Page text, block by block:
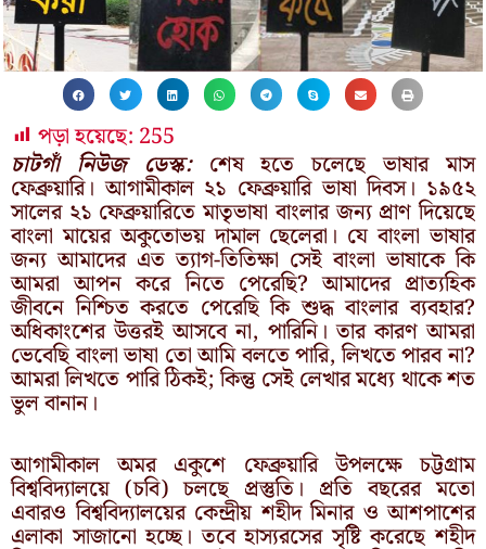
পড়া হয়েছে: 255
চাটগাঁ নিউজ ডেস্ক: শেষ হতে চলেছে ভাষার মাস
ফেব্রুয়ারি। আগামীকাল ২১ ফেব্রুয়ারি ভাষা দিবস। ১৯৫২
সালের ২১ ফেব্রুয়ারিতে মাতৃভাষা বাংলার জন্য প্রাণ দিয়েছে
বাংলা মায়ের অকুতোভয় দামাল ছেলেরা। যে বাংলা ভাষার
জন্য আমাদের এত ত্যাগ-তিতিক্ষা সেই বাংলা ভাষাকে কি
আমরা আপন করে নিতে পেরেছি? আমাদের প্রাত্যহিক
জীবনে নিশ্চিত করতে পেরেছি কি শুদ্ধ বাংলার ব্যবহার?
অধিকাংশের উত্তরই আসবে না, পারিনি। তার কারণ আমরা
ভেবেছি বাংলা ভাষা তো আমি বলতে পারি, লিখতে পারব না?
আমরা লিখতে পারি ঠিকই; কিন্তু সেই লেখার মধ্যে থাকে শত
ভুল বানান।
আগামীকাল অমর একুশে ফেব্রুয়ারি উপলক্ষে চট্টগ্রাম
বিশ্ববিদ্যালয়ে (চবি) চলছে প্রস্তুতি। প্রতি বছরের মতো
এবারও বিশ্ববিদ্যালয়ের কেন্দ্রীয় শহীদ মিনার ও আশপাশের
এলাকা সাজানো হচ্ছে। তবে হাস্যরসের সৃষ্টি করেছে শহীদ